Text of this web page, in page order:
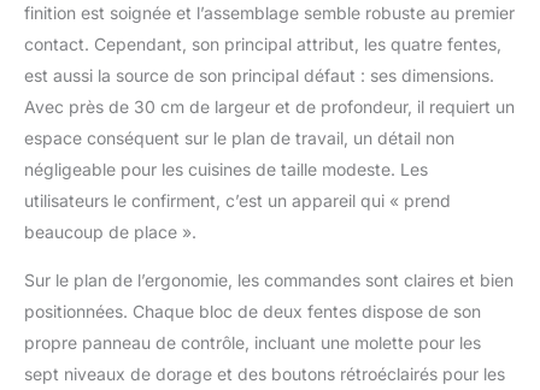
commandes
indépendantes pour un
grillage personnalisé.
【CONFORT ET
deux tiroirs ramasse-
miettes amovibles pour
un nettoyage facile.
antidérapants pour
plus de stabilité.
【STYLE】Design
vintage élégant en acier
inoxydable finition gris.
finition est soignée et l’assemblage semble robuste au premier
contact. Cependant, son principal attribut, les quatre fentes,
est aussi la source de son principal défaut : ses dimensions.
Avec près de 30 cm de largeur et de profondeur, il requiert un
espace conséquent sur le plan de travail, un détail non
négligeable pour les cuisines de taille modeste. Les
utilisateurs le confirment, c’est un appareil qui « prend
beaucoup de place ».
Sur le plan de l’ergonomie, les commandes sont claires et bien
positionnées. Chaque bloc de deux fentes dispose de son
propre panneau de contrôle, incluant une molette pour les
sept niveaux de dorage et des boutons rétroéclairés pour les